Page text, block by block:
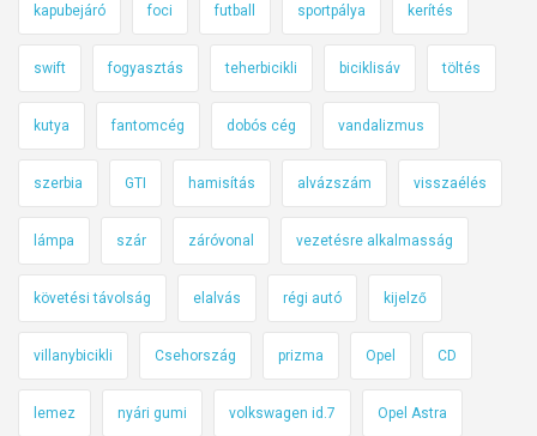
kapubejáró foci futball sportpálya kerítés
swift fogyasztás teherbicikli biciklisáv töltés
kutya fantomcég dobós cég vandalizmus
szerbia GTI hamisítás alvázszám visszaélés
lámpa szár záróvonal vezetésre alkalmasság
követési távolság elalvás régi autó kijelző
villanybicikli Csehország prizma Opel CD
lemez nyári gumi volkswagen id.7 Opel Astra